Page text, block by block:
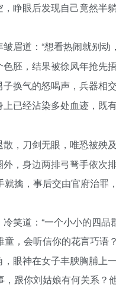
睁眼后发现自己竟然半
眉道：“想看热闹就别动
胚，结果被徐凤年抢先
换气的怒喝声，兵器相
已经沾染多处血迹，既
，刀剑无眼，唯恐被殃及
，身边两排弓弩手依次
擒，事后交由官府治
笑道：“一个小小的四
，会听信你的花言巧语
眼神在女子丰腴胸脯上
跟你刘姑娘有何关系